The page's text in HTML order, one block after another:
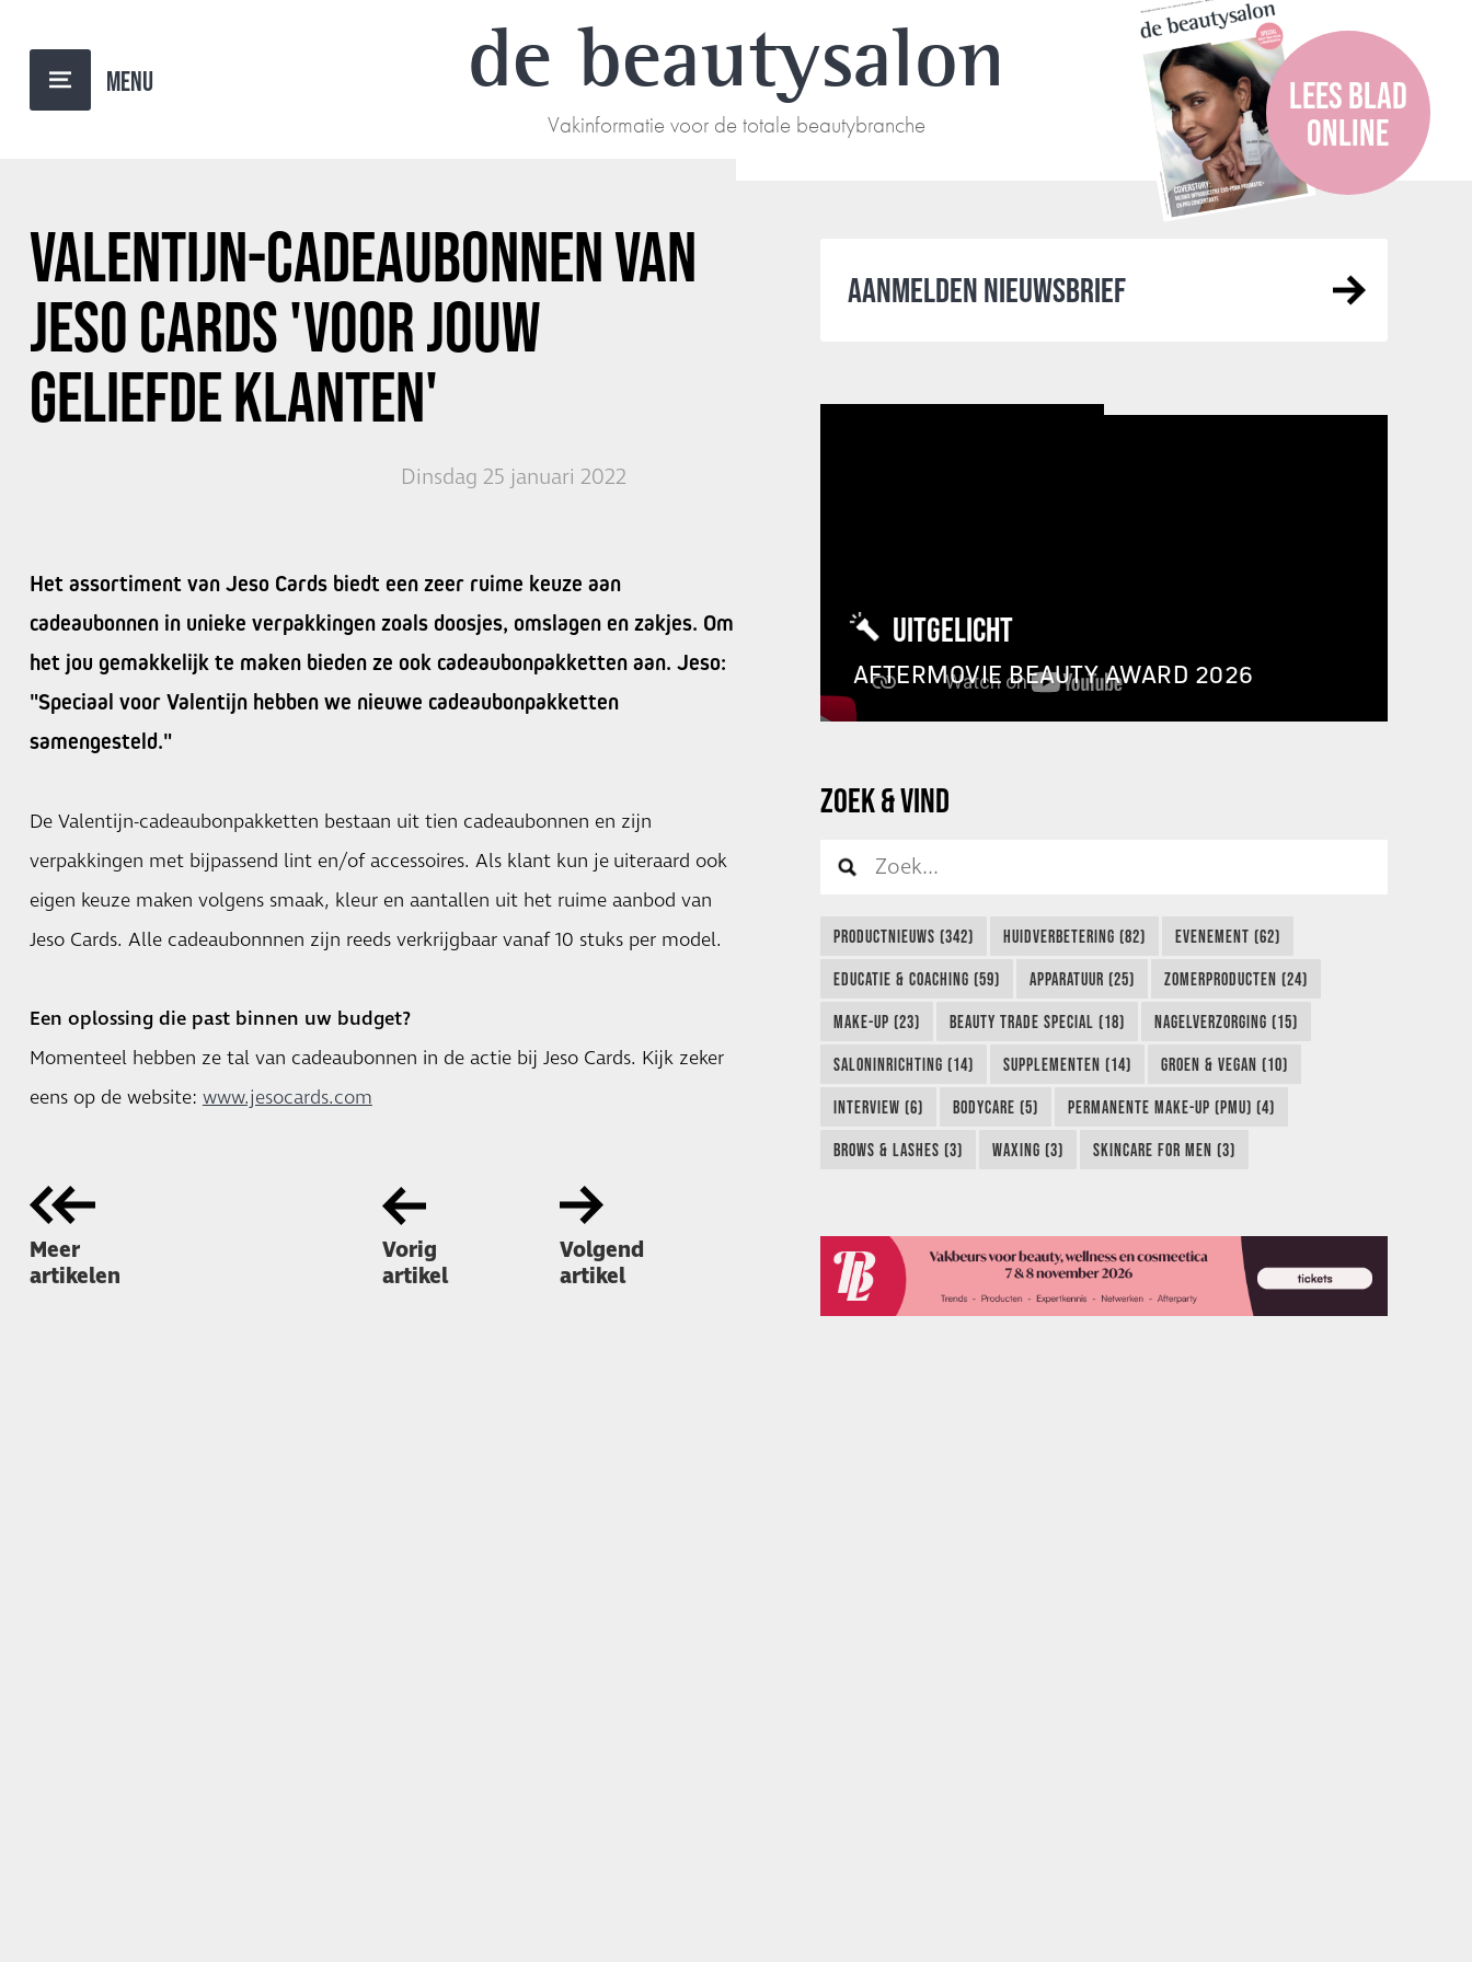
de beautysalon
Vakinformatie voor de totale beautybranche
LEES BLAD
ONLINE
VALENTIJN-CADEAUBONNEN VAN
JESO CARDS 'VOOR JOUW
GELIEFDE KLANTEN'
Dinsdag 25 januari 2022
Het assortiment van Jeso Cards biedt een zeer ruime keuze aan
cadeaubonnen in unieke verpakkingen zoals doosjes, omslagen en zakjes. Om
het jou gemakkelijk te maken bieden ze ook cadeaubonpakketten aan. Jeso:
"Speciaal voor Valentijn hebben we nieuwe cadeaubonpakketten
samengesteld."
De Valentijn-cadeaubonpakketten bestaan uit tien cadeaubonnen en zijn
verpakkingen met bijpassend lint en/of accessoires. Als klant kun je uiteraard ook
eigen keuze maken volgens smaak, kleur en aantallen uit het ruime aanbod van
Jeso Cards. Alle cadeaubonnnen zijn reeds verkrijgbaar vanaf 10 stuks per model.
Een oplossing die past binnen uw budget?
Momenteel hebben ze tal van cadeaubonnen in de actie bij Jeso Cards. Kijk zeker
eens op de website: www.jesocards.com
Meer
artikelen
Vorig
artikel
Volgend
artikel
AANMELDEN NIEUWSBRIEF
UITGELICHT
AFTERMOVIE BEAUTY AWARD 2026
ZOEK & VIND
PRODUCTNIEUWS (342) HUIDVERBETERING (82) EVENEMENT (62)
EDUCATIE & COACHING (59) APPARATUUR (25) ZOMERPRODUCTEN (24)
MAKE-UP (23) BEAUTY TRADE SPECIAL (18) NAGELVERZORGING (15)
SALONINRICHTING (14) SUPPLEMENTEN (14) GROEN & VEGAN (10)
INTERVIEW (6) BODYCARE (5) PERMANENTE MAKE-UP (PMU) (4)
BROWS & LASHES (3) WAXING (3) SKINCARE FOR MEN (3)